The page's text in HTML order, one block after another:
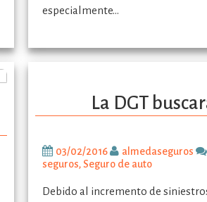
especialmente…
La DGT
03/02/2016 almedaseguros
seguros,Seguro de auto
Debido al incremento de